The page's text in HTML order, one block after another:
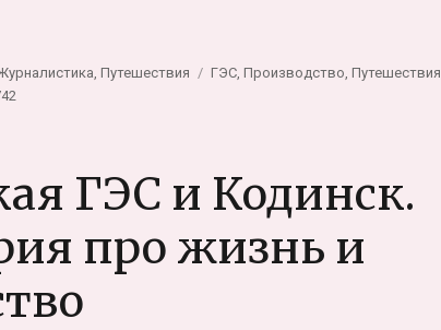
ГЭС изнутри и вокруг. Большой фотообзор»
Путешествия Метки
ГЭС Производство Путешествия
ГЭС и Кодинск.
про жизнь и